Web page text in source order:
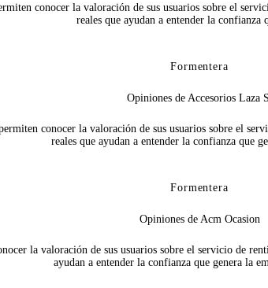
conocer la valoración de sus usuarios sobre el
reales que ayudan a entender la confianza
Formentera
Opiniones de Accesorios Laza
conocer la valoración de sus usuarios sobre el
reales que ayudan a entender la confianza que
Formentera
Opiniones de Acm Ocasion
la valoración de sus usuarios sobre el servicio de
ayudan a entender la confianza que genera la